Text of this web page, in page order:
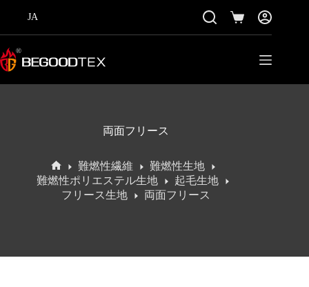
テ
ン
ツ
JA
シ
ョ
両面フリース
ホ
ー
難燃性繊維
難燃性生地
難燃性ポリエステル生地
起毛生地
フリース生地
両面フリース